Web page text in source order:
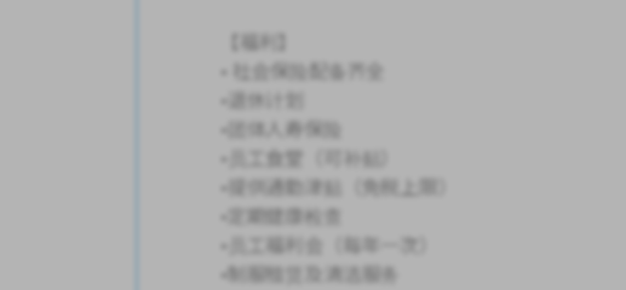
【福利】
• 社会保险配备齐全
•退休计划
•团体人寿保险
•员工食堂（可补贴）
•提供通勤津贴（免税上限）
•定期健康检查
•员工福利会（每年一次）
•制服租赁及清洁服务